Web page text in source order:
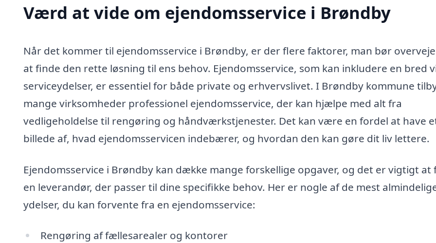
Værd at vide om ejendomsservice i Brøndby
Når det kommer til ejendomsservice i Brøndby, er der flere faktorer, man bør
at finde den rette løsning til ens behov. Ejendomsservice, som kan inkludere en bred
serviceydelser, er essentiel for både private og erhvervslivet. I Brøndby kommune
mange virksomheder professionel ejendomsservice, der kan hjælpe med alt fra
vedligeholdelse til rengøring og håndværkstjenester. Det kan være en fordel at have
billede af, hvad ejendomsservicen indebærer, og hvordan den kan gøre dit liv lettere.
Ejendomsservice i Brøndby kan dække mange forskellige opgaver, og det er vigtigt at
en leverandør, der passer til dine specifikke behov. Her er nogle af de mest
ydelser, du kan forvente fra en ejendomsservice:
Rengøring af fællesarealer og kontorer